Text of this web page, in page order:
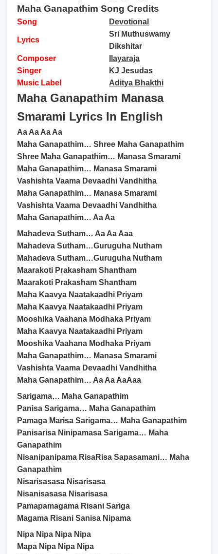
Maha Ganapathim Song Credits
Song Devotional
Lyrics
Sri Muthuswamy
Dikshitar
Composer
Ilayaraja
Singer
KJ Jesudas
Music Label
Aditya Bhakthi
Maha Ganapathim Manasa
Smarami Lyrics In English
Aa Aa Aa Aa
Maha Ganapathim… Shree Maha Ganapathim
Shree Maha Ganapathim… Manasa Smarami
Maha Ganapathim… Manasa Smarami
Vashishta Vaama Devaadhi Vandhitha
Maha Ganapathim… Manasa Smarami
Vashishta Vaama Devaadhi Vandhitha
Maha Ganapathim… Aa Aa
Mahadeva Sutham… Aa Aa Aaa
Mahadeva Sutham…Guruguha Nutham
Mahadeva Sutham…Guruguha Nutham
Maarakoti Prakasham Shantham
Maarakoti Prakasham Shantham
Maha Kaavya Naatakaadhi Priyam
Maha Kaavya Naatakaadhi Priyam
Mooshika Vaahana Modhaka Priyam
Maha Kaavya Naatakaadhi Priyam
Mooshika Vaahana Modhaka Priyam
Maha Ganapathim… Manasa Smarami
Vashishta Vaama Devaadhi Vandhitha
Maha Ganapathim… Aa Aa AaAaa
Sarigama… Maha Ganapathim
Panisa Sarigama… Maha Ganapathim
Pamaga Marisa Sarigama… Maha Ganapathim
Panisarisa Ninipamasa Sarigama… Maha
Ganapathim
Nisanipanipama RisaRisa Sapasamani… Maha
Ganapathim
Nisarisasasa Nisarisasa
Nisanisasasa Nisarisasa
Pamapamagama Risani Sariga
Magama Risani Sanisa Nipama
Nipa Nipa Nipa Nipa
Mapa Nipa Nipa Nipa